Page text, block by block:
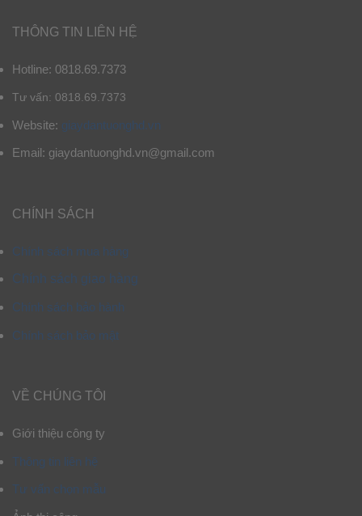
THÔNG TIN LIÊN HỆ
Hotline: 0818.69.7373
Tư vấn: 0818.69.7373
Website: giaydantuonghd.vn
Email: giaydantuonghd.vn@gmail.com
CHÍNH SÁCH
Chính sách mua hàng
Chính sách giao hàng
Chính sách bảo hành
Chính sách bảo mật
VỀ CHÚNG TÔI
Giới thiệu công ty
Thông tin liên hệ
Tư vấn chọn mẫu